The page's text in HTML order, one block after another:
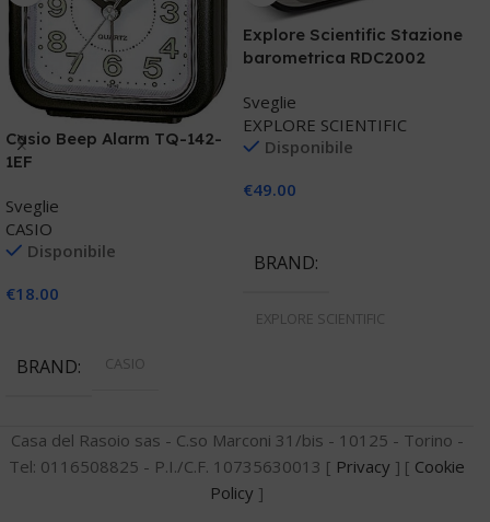
Casio Beep Alarm TQ-142-
1EF
Sveglie
CASIO
Disponibile
€18.00
BRAND CASIO
Explore Scientific Stazione
barometrica RDC2002
Sveglie
EXPLORE SCIENTIFIC
Disponibile
€49.00
BRAND
EXPLORE SCIENTIFIC
Casa del Rasoio sas - C.so Marconi 31/bis - 10125 - Torino -
Tel: 0116508825 - P.I./C.F. 10735630013 [ Privacy ] [ Cookie
Policy ]